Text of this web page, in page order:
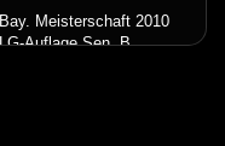
Bay. Meisterschaft 2010
Auflage Sen. B